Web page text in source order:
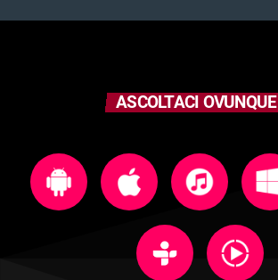
ASCOLTACI OVUNQUE